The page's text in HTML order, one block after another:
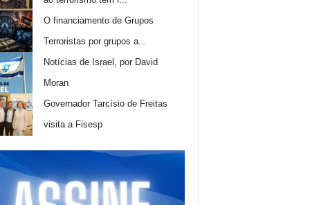
O financiamento de Grupos
Terroristas por grupos a...
Notícias de Israel, por David
Moran
Governador Tarcísio de Freitas
visita a Fisesp